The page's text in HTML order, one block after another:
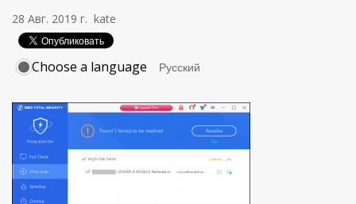
28 Авг. 2019 г. kate
Choose a language